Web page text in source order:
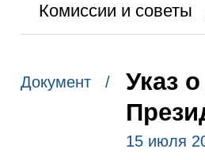
Комиссии и советы
Документ /
Указ
15 июля